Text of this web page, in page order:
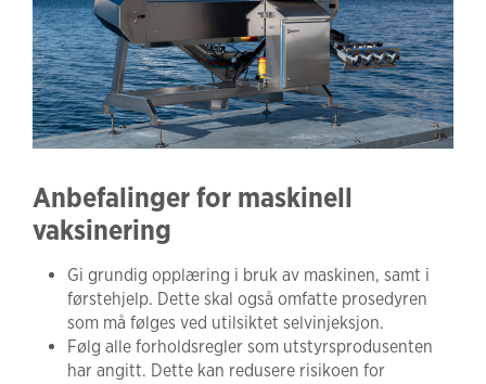
Anbefalinger for maskinell
vaksinering
Gi grundig opplæring i bruk av maskinen, samt i
førstehjelp. Dette skal også omfatte prosedyren
som må følges ved utilsiktet selvinjeksjon.
Følg alle forholdsregler som utstyrsprodusenten
har angitt. Dette kan redusere risikoen for